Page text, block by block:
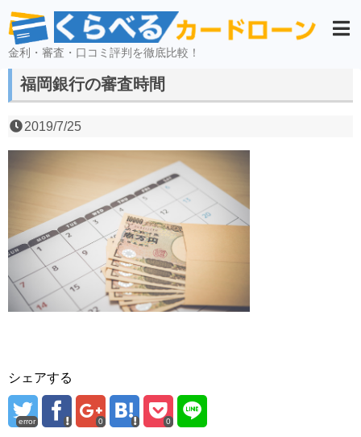
金利・審査・口コミ評判を徹底比較！
福岡銀行の審査時間
2019/7/25
シェアする
error 0 0